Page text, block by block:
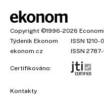
Copyright ©1996-2026
Týdeník Ekonom
ISSN 1210-
ekonom.cz
ISSN
Certifikováno:
Kontakty